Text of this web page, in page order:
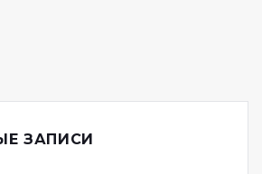
ЗАПИСИ